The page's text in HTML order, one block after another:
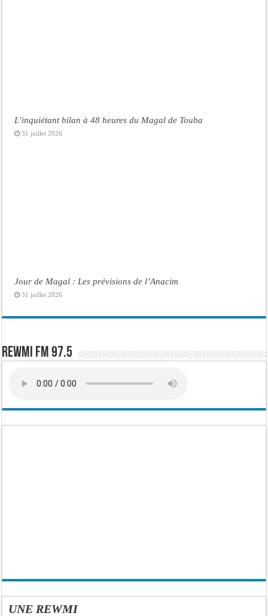
L’inquiétant bilan à 48 heures du Magal de Touba
31 juillet 2026
Jour de Magal : Les prévisions de l’Anacim
31 juillet 2026
Rewmi FM 97.5
UNE REWMI